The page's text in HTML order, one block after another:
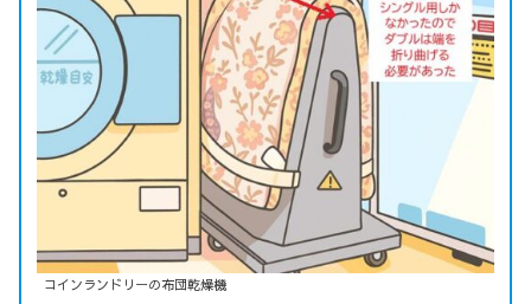
コインランドリーの布団乾燥機